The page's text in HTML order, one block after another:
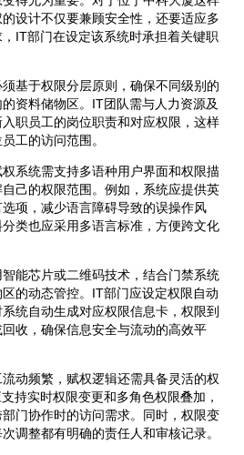
设计不仅要兼顾安全性，还要适应多
IT部门在设定该系统时承担着关键职
基于权限分层原则，确保不同级别的
资料储物区。IT团队需与人力资源及
职员工的岗位职责和对应权限，这样
工的访问范围。
系统需支持多语种用户界面和权限描
己的权限范围。例如，系统应提供英
项，减少语言障碍导致的误操作风
类也应采用多语言标准，方便跨文化
能芯片或二维码技术，结合门禁系统
的动态管控。IT部门应设定权限自动
统自动生成对应权限信息卡，权限到
收，确保信息安全与流动的高效平
动频繁，赋权逻辑还需具备灵活的权
持实时权限变更和多角色权限叠加，
门协作时的访问需求。同时，权限变
调整都有明确的责任人和审核记录。